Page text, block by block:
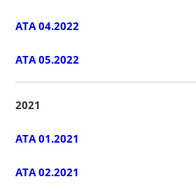
ATA 04.2022
ATA 05.2022
2021
ATA 01.2021
ATA 02.2021